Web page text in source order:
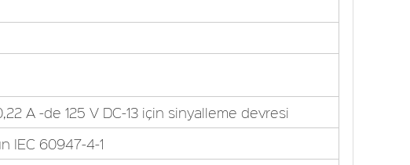
A -de 125 V DC-13 için sinyalleme devresi
IEC 60947-4-1